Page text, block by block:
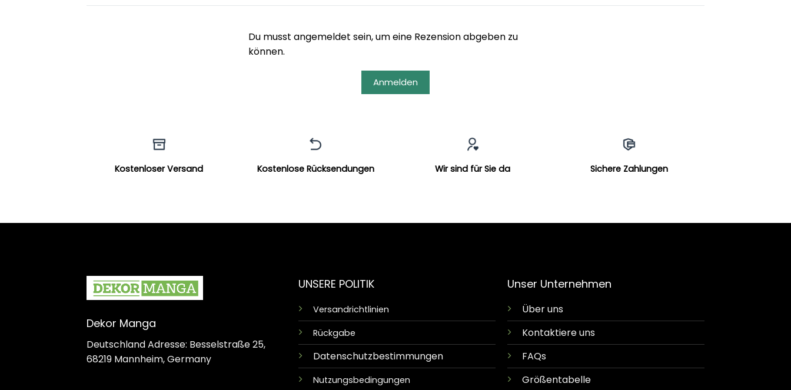
Du musst angemeldet sein, um eine Rezension abgeben zu
können.
Anmelden
Kostenloser Versand Kostenlose Rücksendungen Wir sind für Sie da Sichere Zahlungen
Dekor Manga
Deutschland Adresse: Besselstraße 25,
68219 Mannheim, Germany
UNSERE POLITIK
Versandrichtlinien
Rückgabe
Datenschutzbestimmungen
Nutzungsbedingungen
Unser Unternehmen
Über uns
Kontaktiere uns
FAQs
Größentabelle